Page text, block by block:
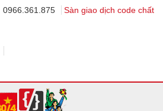
0966.361.875 Sàn giao dịch code chất